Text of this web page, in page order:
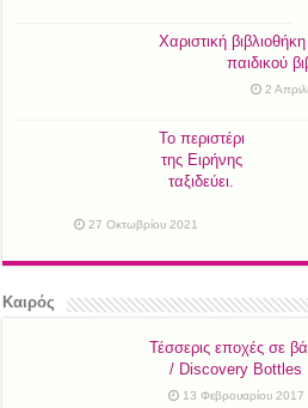
Χαριστική
παιδικού
2
Το περιστέρι
της Ειρήνης
ταξιδεύει.
27 Οκτωβρίου 2021
Καιρός
Τέσσερις εποχές σε
/ Discovery Bottles
13 Φεβρουαρίου 2017